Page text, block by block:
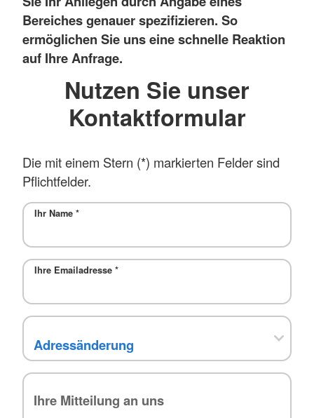
Bereiches genauer spezifizieren. So
ermöglichen Sie uns eine schnelle Reaktion
auf Ihre Anfrage.
Nutzen Sie unser
Kontaktformular
Die mit einem Stern (*) markierten Felder sind
Pflichtfelder.
Ihr Name *
Ihre Emailadresse *